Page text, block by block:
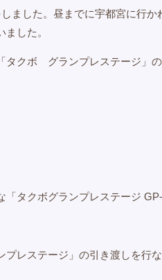
ました。昼までに宇都宮に行か
した。
クボ グランプレステージ」
「タクボグランプレステージ
プレステージ」の引き渡しを行